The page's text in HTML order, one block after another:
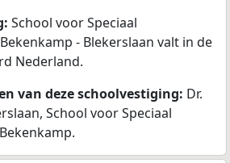
School voor Speciaal
- Blekerslaan valt in de
Nederland.
van deze schoolvestiging: Dr.
School voor Speciaal